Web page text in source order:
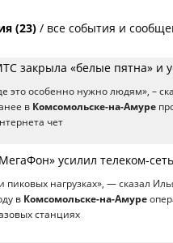
(23) / все события и
закрыла «белые пятна» и
это особенно нужно людям», –
в Комсомольске-на-Амуре
чет
усилил телеком-
пиковых нагрузках», — сказал
в Комсомольске-на-Амуре
станциях